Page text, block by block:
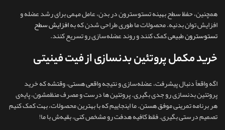
همچنین، حفظ سطح بهینه تستوسترون در بدن، عامل مهمی برای رشد عضله و
افزایش توان بدنیه. محصولات ما طوری طراحی شدن که بهافزایش سطح
تستوسترونطبیعی کمک کنند و روند عضله‌سازی رو تسریع کنند.
خرید مکمل پروتئین بدنسازی از فیت فینیتی
اگه واقعاً دنبال پیشرفت، عضله‌سازی و نتیجه واقعی هستی، وقتشه که خرید
پروتئین بدنسازی رو جدی بگیری. پروتئین ها درست و مصرف منظمشون، پایه‌ی
هر برنامه تمرینی موفق هستن. ما اینجاییم که با بهترین محصولات، بهت کمک کنیم
تصمیم درستی بگیری. فقط کافیه هدفت رو مشخص کنی، بقیه‌ش با ما!